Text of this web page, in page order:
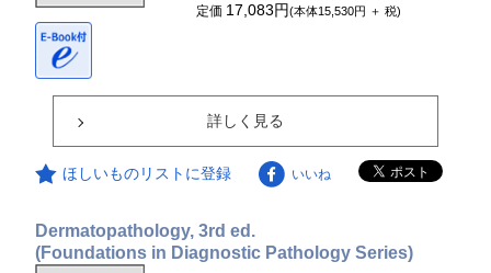
定価 17,083円(本体15,530円 ＋ 税)
詳しく見る
ほしいものリストに登録 いいね
Dermatopathology, 3rd ed.
(Foundations in Diagnostic Pathology Series)